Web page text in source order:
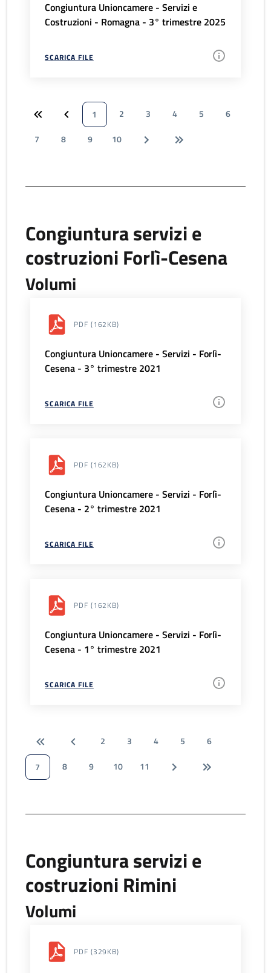
Congiuntura Unioncamere - Servizi e
Costruzioni - Romagna - 3° trimestre 2025
SCARICA FILE
1 2 3 4 5
6
7
8 9 10
Congiuntura servizi e
costruzioni Forlì-Cesena
Volumi
PDF (162KB)
Congiuntura Unioncamere - Servizi - Forlì-
Cesena - 3° trimestre 2021
SCARICA FILE
PDF (162KB)
Congiuntura Unioncamere - Servizi - Forlì-
Cesena - 2° trimestre 2021
SCARICA FILE
PDF (162KB)
Congiuntura Unioncamere - Servizi - Forlì-
Cesena - 1° trimestre 2021
SCARICA FILE
2 3 4 5
6
7
8 9 10 11
Congiuntura servizi e
costruzioni Rimini
Volumi
PDF (329KB)